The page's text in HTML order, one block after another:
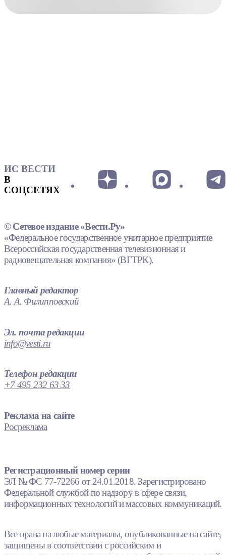
ИС ВЕСТИ
В
СОЦСЕТЯХ
© Сетевое издание «Вести.Ру»
«Федеральное государственное унитарное предприятие
Всероссийская государственная телевизионная и
радиовещательная компания» (ВГТРК).
Главный редактор
А. А. Филипповский
Эл. почта редакции
info@vesti.ru
Телефон редакции
+7 495 232 63 33
Реклама на сайте
Росреклама
Регистрационный номер серии
ЭЛ № ФС 77-72266 от 24.01.2018. Зарегистрировано
Федеральной службой по надзору в сфере связи,
информационных технологий и массовых коммуникаций.
Все права на любые материалы, опубликованные на сайте,
защищены в соответствии с российским и